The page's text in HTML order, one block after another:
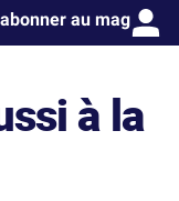
au mag
à la